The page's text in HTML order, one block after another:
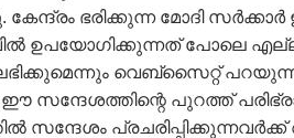
ഭരിക്കുന്ന മോദി
ഉപയോഗിക്കുന്നത് പോലെ
ലഭിക്കുമെന്നും വെബ്സൈറ്റ്
സന്ദേശത്തിന്റെ പുറത്ത്